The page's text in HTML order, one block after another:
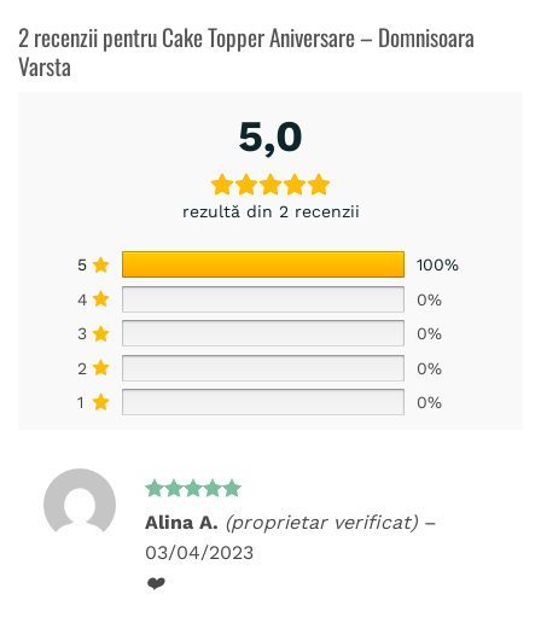
2 recenzii pentruCake Topper Aniversare – Domnisoara
Varsta
5,0
rezultă din 2 recenzii
5
100%
4
0%
3
0%
2
0%
1
0%
Evaluat la
Alina A. (proprietar verificat) –
03/04/2023
❤️